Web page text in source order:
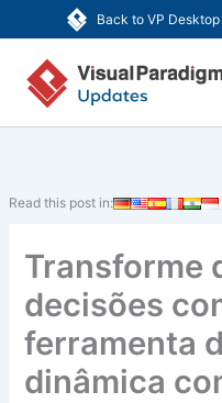
Back to VP
to
content
Read this post in:
Transforme
decisões
ferramenta
dinâmica